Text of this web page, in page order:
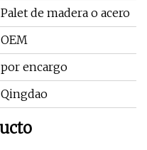
Palet de madera o acero
OEM
por encargo
Qingdao